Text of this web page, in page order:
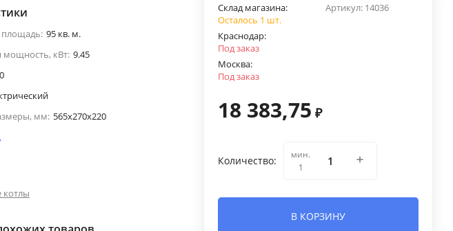
площадь: 95 кв. м.
кВт: 9.45
мм: 565х270х220
котлы
Артикул: 14036
Склад магазина:
Осталось 1 шт.
Краснодар:
Под заказ
Москва:
Под заказ
18 383,75 ₽
Количество:
мин.
1
В КОРЗИНУ